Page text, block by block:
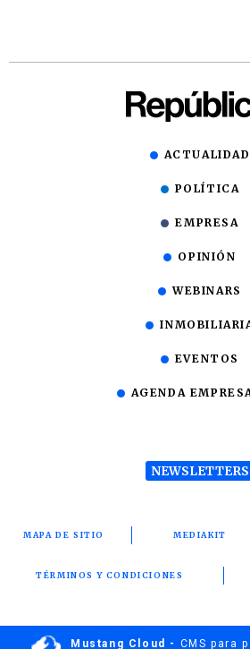
ACTUALIDAD
POLÍTICA
EMPRESA
OPINIÓN
WEBINARS
EVENTOS
AGENDA
NEWSLETTERS
MAPA DE SITIO MEDIAKIT
TÉRMINOS Y CONDICIONES
Mustang Cloud - CMS para